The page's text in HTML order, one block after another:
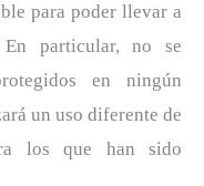
para poder llevar a
particular, no se
en ningún
un uso diferente de
los que han sido